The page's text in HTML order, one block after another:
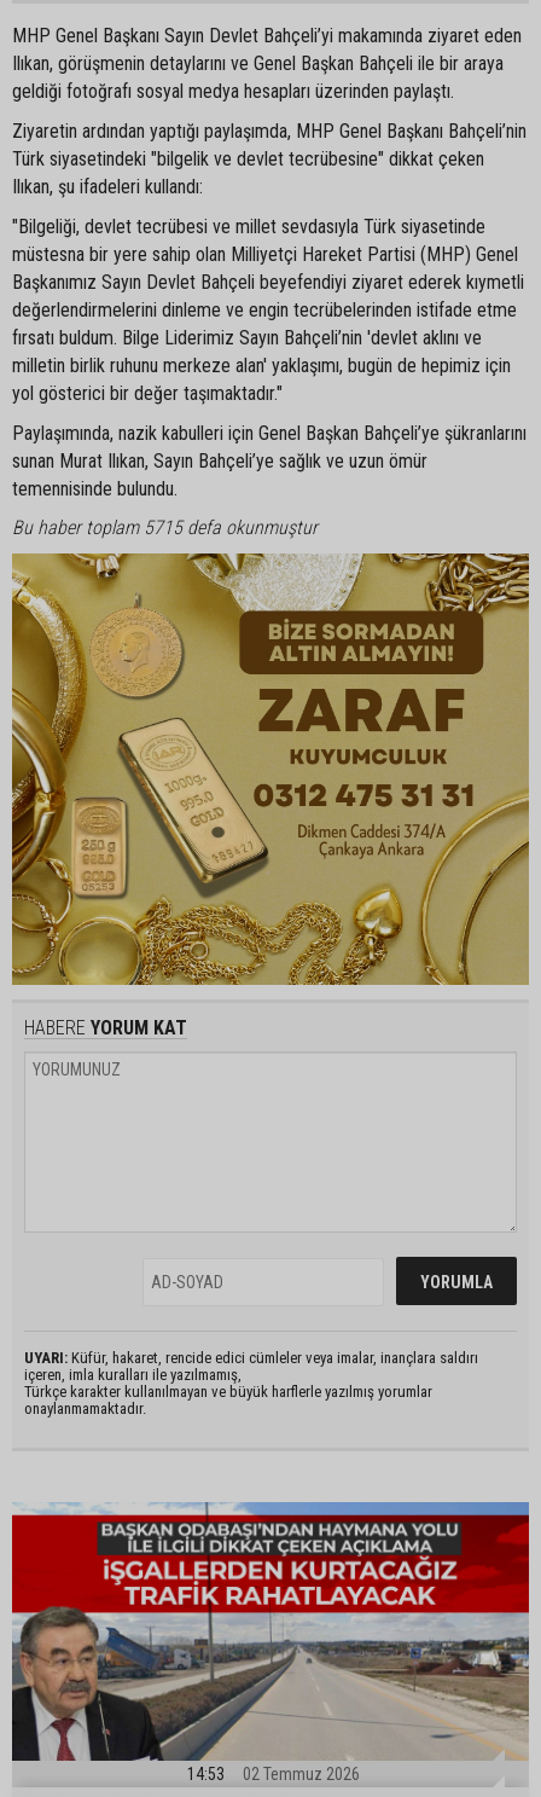
MHP Genel Başkanı Sayın Devlet Bahçeli’yi makamında ziyaret eden
Ilıkan, görüşmenin detaylarını ve Genel Başkan Bahçeli ile bir araya
geldiği fotoğrafı sosyal medya hesapları üzerinden paylaştı.
Ziyaretin ardından yaptığı paylaşımda, MHP Genel Başkanı Bahçeli’nin
Türk siyasetindeki "bilgelik ve devlet tecrübesine" dikkat çeken
Ilıkan, şu ifadeleri kullandı:
"Bilgeliği, devlet tecrübesi ve millet sevdasıyla Türk siyasetinde
müstesna bir yere sahip olan Milliyetçi Hareket Partisi (MHP) Genel
Başkanımız Sayın Devlet Bahçeli beyefendiyi ziyaret ederek kıymetli
değerlendirmelerini dinleme ve engin tecrübelerinden istifade etme
fırsatı buldum. Bilge Liderimiz Sayın Bahçeli’nin 'devlet aklını ve
milletin birlik ruhunu merkeze alan' yaklaşımı, bugün de hepimiz için
yol gösterici bir değer taşımaktadır."
Paylaşımında, nazik kabulleri için Genel Başkan Bahçeli’ye şükranlarını
sunan Murat Ilıkan, Sayın Bahçeli’ye sağlık ve uzun ömür
temennisinde bulundu.
Bu haber toplam 5715 defa okunmuştur
HABERE YORUM KAT
UYARI: Küfür, hakaret, rencide edici cümleler veya imalar, inançlara saldırı
içeren, imla kuralları ile yazılmamış,
Türkçe karakter kullanılmayan ve büyük harflerle yazılmış yorumlar
onaylanmamaktadır.
14:53 02 Temmuz 2026